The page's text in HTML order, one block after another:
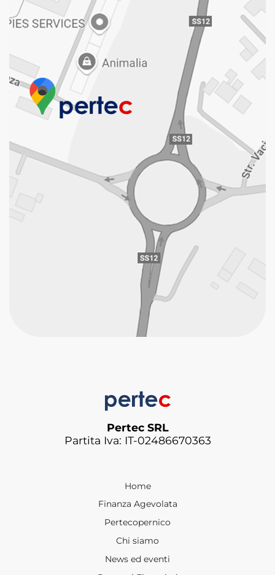
Pertec SRL
Partita Iva: IT-02486670363
Home
Finanza Agevolata
Pertecopernico
Chi siamo
News ed eventi